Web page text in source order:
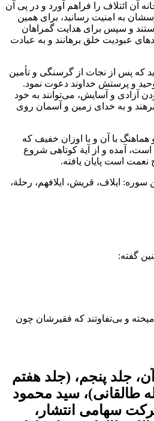
‌آن‌ ائتلاف‌ ‌را‌ فراهم‌ آورد و ‌در‌ پی‌ ‌آن‌
‌به‌ امنیت‌ رسانید، ‌برای‌ همین‌
و سپس‌ ‌برای‌ هدایت‌ گمراهان‌
عبودیت‌ خلق‌ برهانند و به عبادت‌
‌که‌ ‌پس‌ ‌از‌ نجات‌ ‌از‌ گرسنگی‌ و تأمین‌
و پرستش‌ خداوند دعوت‌ نمود.
آزادی‌ و آسایش‌، می‌توانند به خود
برهند و ‌به‌ خدای‌ زمین‌ و آسمان‌ روی‌
‌با‌ ‌آن‌ و ‌با‌ اوزان‌ خفیف‌ ‌که‌
‌است‌، آمده‌ و ‌از‌ آیة کوتاهی‌ شروع‌
‌است‌ پایان‌ یافته‌.
ایلاف‌، قریش‌، ایلافهم‌، رحلة،
گفته‌:
و بی‌تفاوتند ‌که‌ فقیرشان‌ چون‌
جلد پنجم، (جلد هفتم
طالقانی)، سید محمود
سهامی انتشار،